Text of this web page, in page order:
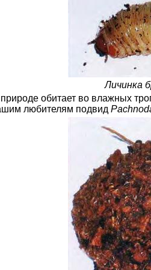
Личинка
обитает во влажных
любителям подвид